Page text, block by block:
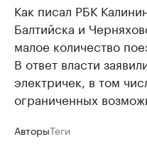
Как писал РБК
Балтийска и
малое количество
В ответ власти
электричек, в том
ограниченных
АвторыТеги